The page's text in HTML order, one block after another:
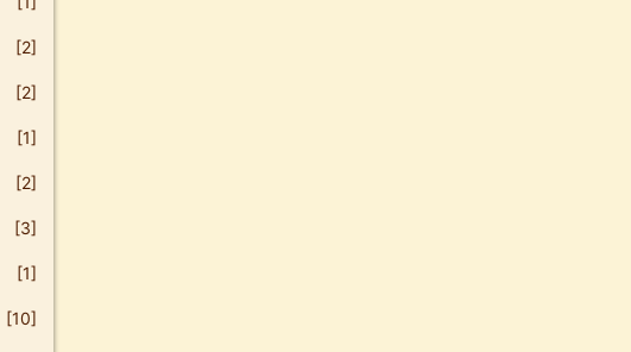
[2]
[2]
[1]
[2]
[3]
[1]
[10]